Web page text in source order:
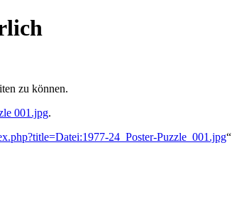
zu können.
001.jpg.
24_Poster-Puzzle_001.jpg“